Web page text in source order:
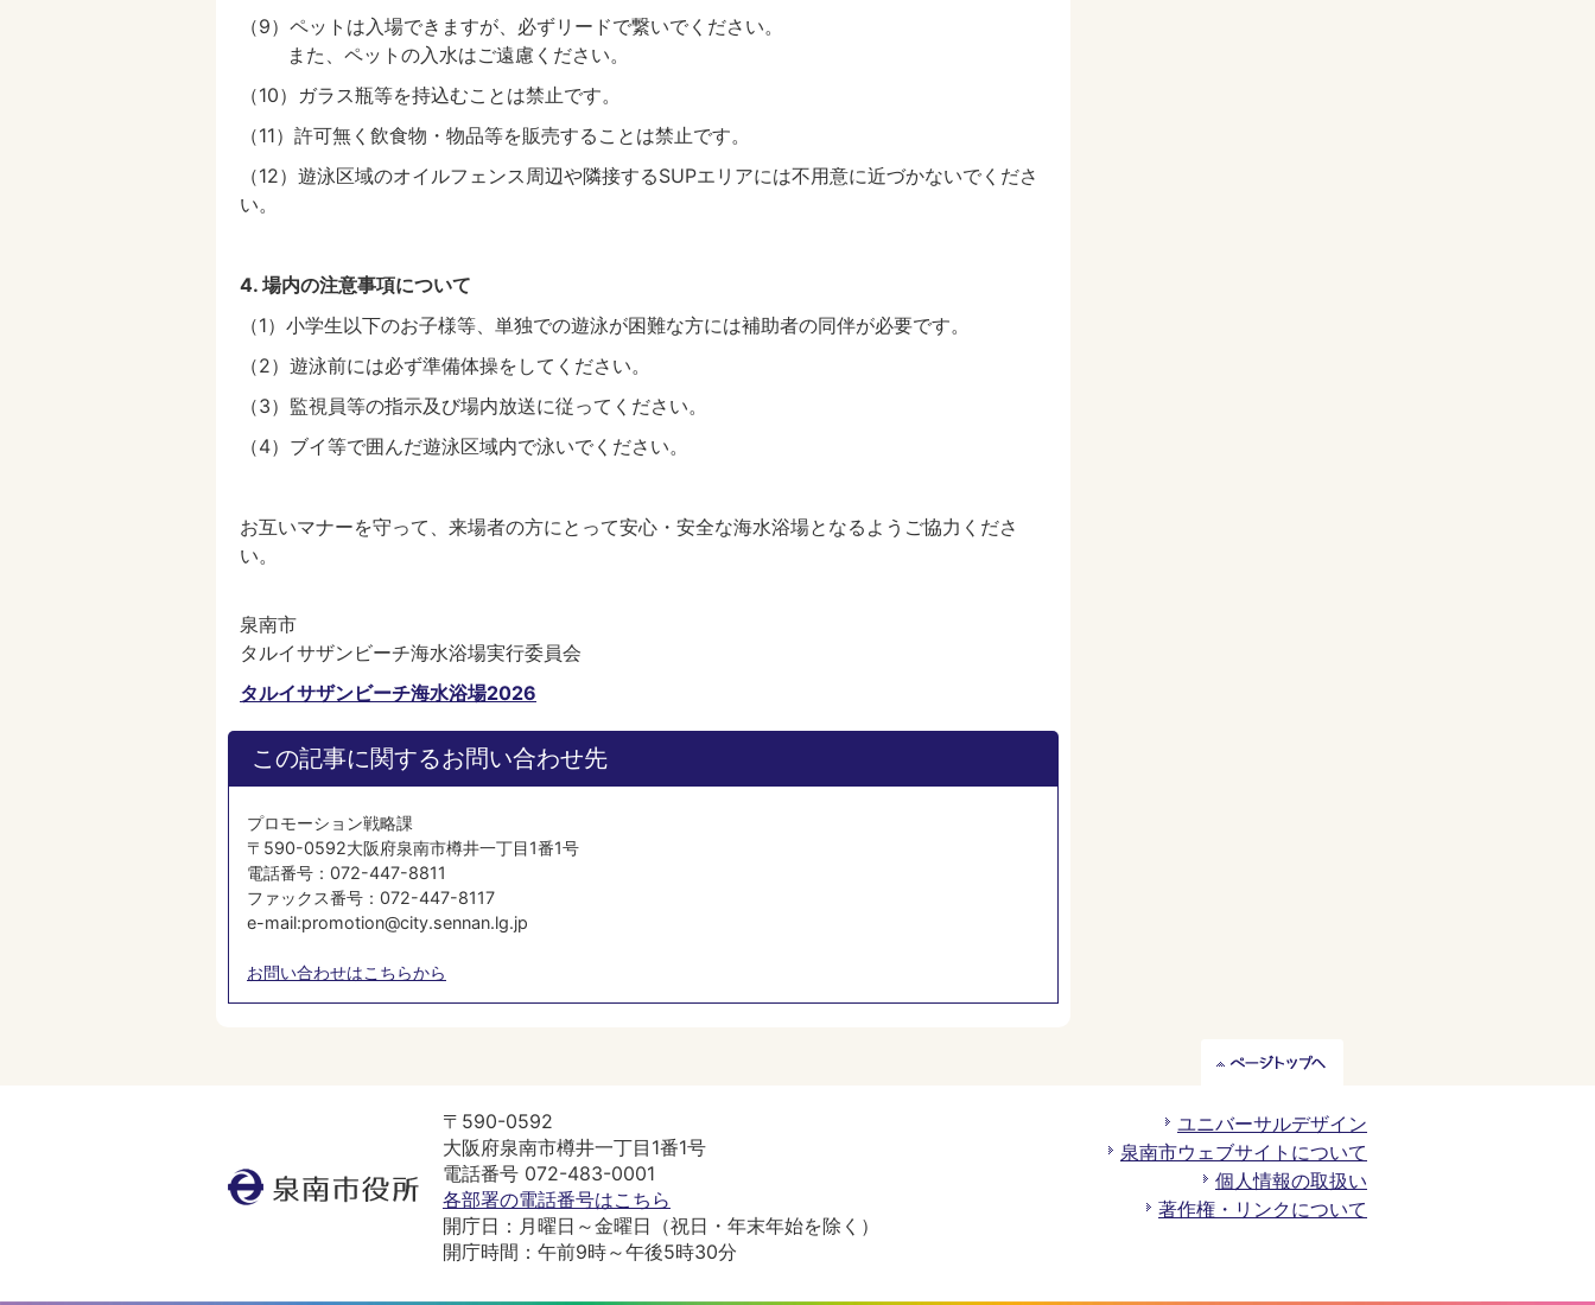
（9）ペットは入場できますが、必ずリードで繋いでください。
また、ペットの入水はご遠慮ください。
（10）ガラス瓶等を持込むことは禁止です。
（11）許可無く飲食物・物品等を販売することは禁止です。
（12）遊泳区域のオイルフェンス周辺や隣接するSUPエリアには不用意に近づかないでくださ
い。
4. 場内の注意事項について
（1）小学生以下のお子様等、単独での遊泳が困難な方には補助者の同伴が必要です。
（2）遊泳前には必ず準備体操をしてください。
（3）監視員等の指示及び場内放送に従ってください。
（4）ブイ等で囲んだ遊泳区域内で泳いでください。
お互いマナーを守って、来場者の方にとって安心・安全な海水浴場となるようご協力くださ
い。
泉南市
タルイサザンビーチ海水浴場実行委員会
タルイサザンビーチ海水浴場2026
この記事に関するお問い合わせ先
プロモーション戦略課
​​​​​​​〒590-0592大阪府泉南市樽井一丁目1番1号
電話番号：072-447-8811
ファックス番号：072-447-8117
e-mail:promotion@city.sennan.lg.jp
お問い合わせはこちらから
ト
ッ
プ
へ
泉
南
〒590-0592
大阪府泉南市樽井一丁目1番1号
電話番号 072-483-0001
各部署の電話番号はこちら
開庁日：月曜日～金曜日（祝日・年末年始を除く）
開庁時間：午前9時～午後5時30分
ユニバーサルデザイン
泉南市ウェブサイトについて
個人情報の取扱い
著作権・リンクについて